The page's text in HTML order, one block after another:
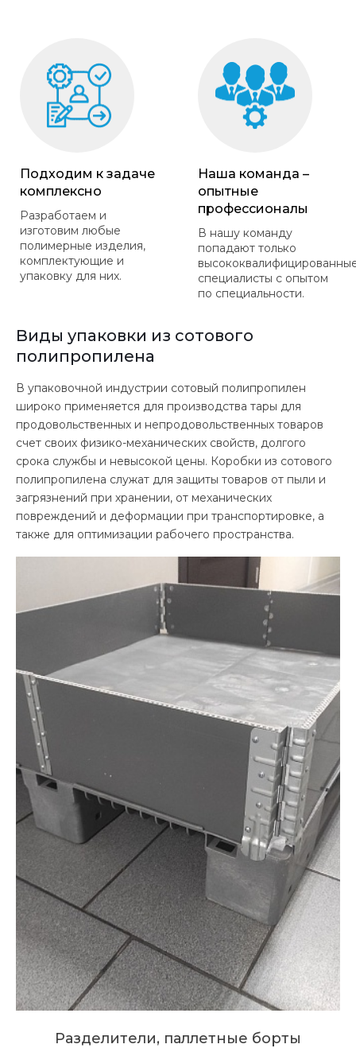
Подходим к задаче
комплексно
Разработаем и
изготовим любые
полимерные изделия,
комплектующие и
упаковку для них.
Наша команда –
опытные
профессионалы
В нашу команду
попадают только
специалисты с опытом
по специальности.
Виды упаковки из сотового
полипропилена
В упаковочной индустрии сотовый полипропилен
широко применяется для производства тары для
продовольственных и непродовольственных товаров
счет своих физико-механических свойств, долгого
срока службы и невысокой цены. Коробки из сотового
полипропилена служат для защиты товаров от пыли и
загрязнений при хранении, от механических
повреждений и деформации при транспортировке, а
также для оптимизации рабочего пространства.
Разделители, паллетные борты